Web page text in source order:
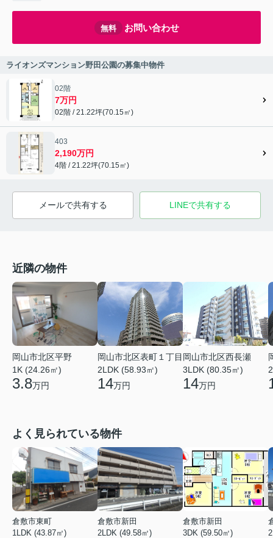
無料 お問い合わせ
ライオンズマンション野田公園の募集中物件
02階
7万円
02階 / 21.22坪(70.15㎡)
403
2,190万円
4階 / 21.22坪(70.15㎡)
メールで共有する LINEで共有する
近隣の物件
岡山市北区平野
1K (24.26㎡)
3.8万円
岡山市北区表町１丁目
2LDK (58.93㎡)
14万円
岡山市北区西長瀬
3LDK (80.35㎡)
14万円
よく見られている物件
倉敷市東町
1LDK (43.87㎡)
倉敷市新田
2LDK (49.58㎡)
倉敷市新田
3DK (59.50㎡)